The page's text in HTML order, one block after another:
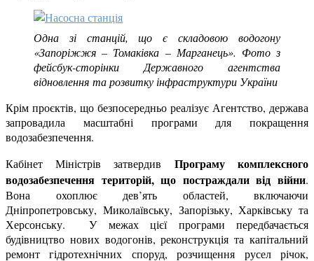
Одна зі станцій, що є складовою водогону
«Запоріжжя – Томаківка – Марганець». Фото з
фейсбук-сторінки Державного агентства
відновлення та розвитку інфраструктури України
Крім проєктів, що безпосередньо реалізує Агентство, держава
запровадила масштабні програми для покращення
водозабезпечення.
Кабінет Міністрів затвердив Програму комплексного
водозабезпечення територій, що постраждали від війни.
Вона охоплює дев’ять областей, включаючи
Дніпропетровську, Миколаївську, Запорізьку, Харківську та
Херсонську. У межах цієї програми передбачається
будівництво нових водогонів, реконструкція та капітальний
ремонт гідротехнічних споруд, розчищення русел річок,